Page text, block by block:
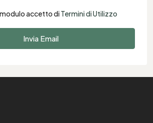
accetto di Termini di Utilizzo
Invia Email